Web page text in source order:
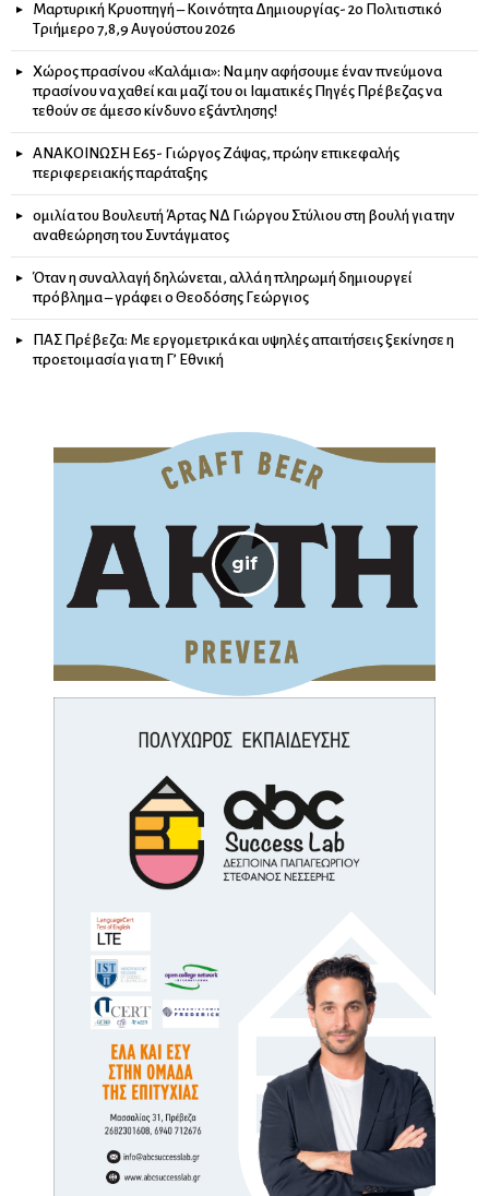
Μαρτυρική Κρυοπηγή – Κοινότητα Δημιουργίας- 2ο Πολιτιστικό
Τριήμερο 7,8,9 Αυγούστου 2026
Χώρος πρασίνου «Καλάμια»: Να μην αφήσουμε έναν πνεύμονα
πρασίνου να χαθεί και μαζί του οι Ιαματικές Πηγές Πρέβεζας να
τεθούν σε άμεσο κίνδυνο εξάντλησης!
ΑΝΑΚΟΙΝΩΣΗ Ε65- Γιώργος Ζάψας, πρώην επικεφαλής
περιφερειακής παράταξης
ομιλία του Βουλευτή Άρτας ΝΔ Γιώργου Στύλιου στη βουλή για την
αναθεώρηση του Συντάγματος
Όταν η συναλλαγή δηλώνεται, αλλά η πληρωμή δημιουργεί
πρόβλημα – γράφει ο Θεοδόσης Γεώργιος
ΠΑΣ Πρέβεζα: Με εργομετρικά και υψηλές απαιτήσεις ξεκίνησε η
προετοιμασία για τη Γ’ Εθνική